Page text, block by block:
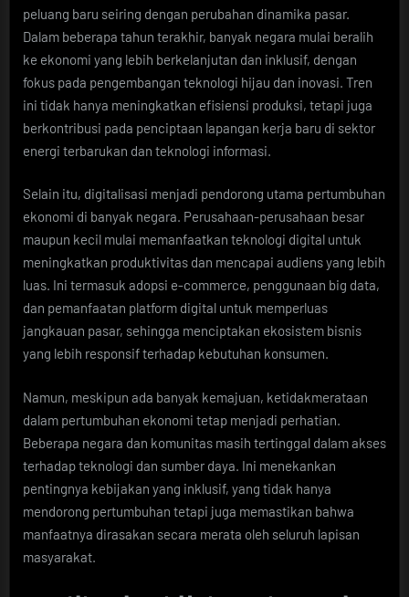
peluang baru seiring dengan perubahan dinamika pasar.
Dalam beberapa tahun terakhir, banyak negara mulai beralih
ke ekonomi yang lebih berkelanjutan dan inklusif, dengan
fokus pada pengembangan teknologi hijau dan inovasi. Tren
ini tidak hanya meningkatkan efisiensi produksi, tetapi juga
berkontribusi pada penciptaan lapangan kerja baru di sektor
energi terbarukan dan teknologi informasi.
Selain itu, digitalisasi menjadi pendorong utama pertumbuhan
ekonomi di banyak negara. Perusahaan-perusahaan besar
maupun kecil mulai memanfaatkan teknologi digital untuk
meningkatkan produktivitas dan mencapai audiens yang lebih
luas. Ini termasuk adopsi e-commerce, penggunaan big data,
dan pemanfaatan platform digital untuk memperluas
jangkauan pasar, sehingga menciptakan ekosistem bisnis
yang lebih responsif terhadap kebutuhan konsumen.
Namun, meskipun ada banyak kemajuan, ketidakmerataan
dalam pertumbuhan ekonomi tetap menjadi perhatian.
Beberapa negara dan komunitas masih tertinggal dalam akses
terhadap teknologi dan sumber daya. Ini menekankan
pentingnya kebijakan yang inklusif, yang tidak hanya
mendorong pertumbuhan tetapi juga memastikan bahwa
manfaatnya dirasakan secara merata oleh seluruh lapisan
masyarakat.